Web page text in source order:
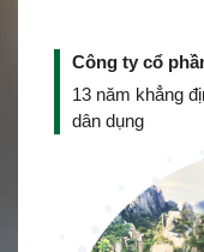
Công ty cổ
13 năm khẳng
dân dụng